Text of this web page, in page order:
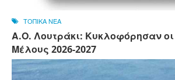
ΤΟΠΙΚΑ ΝΕΑ
Α.Ο. Λουτράκι: Κυκλοφόρησαν οι
Μέλους 2026-2027